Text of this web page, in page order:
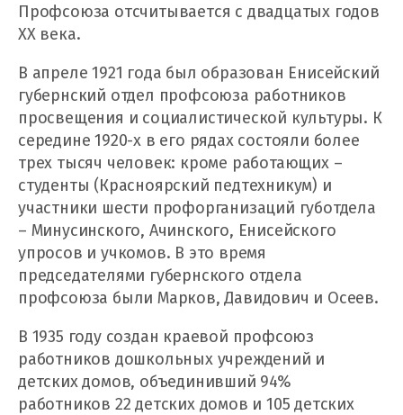
Профсоюза отсчитывается с двадцатых годов
XX века.
В апреле 1921 года был образован Енисейский
губернский отдел профсоюза работников
просвещения и социалистической культуры. К
середине 1920-х в его рядах состояли более
трех тысяч человек: кроме работающих –
студенты (Красноярский педтехникум) и
участники шести профорганизаций губотдела
– Минусинского, Ачинского, Енисейского
упросов и учкомов. В это время
председателями губернского отдела
профсоюза были Марков, Давидович и Осеев.
В 1935 году создан краевой профсоюз
работников дошкольных учреждений и
детских домов, объединивший 94%
работников 22 детских домов и 105 детских